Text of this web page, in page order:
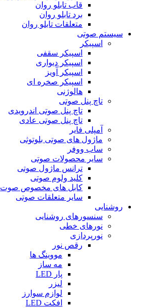
قاب تابلو روان
برد تابلو روان
متعلقات تابلو روان
سیستم صوتی
اسپیکر
اسپیکر سقفی
اسپیکر دیواری
اسپیکر آویز
اسپیکر صخره ای
هالوژنی
تاچ پنل صوتی
تاچ پنل صوتی اندرویدی
تاچ پنل صوتی عادی
آمپلی فایر
ماژول های صوتی بلوتوثی
ساب ووفر
سایر محصولات صوتی
ترانس ماژول صوتی
کلید ولوم صوتی
کابل های مخصوص صوت
سایر متعلقات صوتی
روشنایی
سنسورهای روشنایی
نورهای خطی
نورپردازی
رقص نور
مووینگ ها
مه ساز
پار LED
لیزر
لوازم سوارز
افکت LED